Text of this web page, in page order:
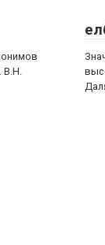
В.Н.